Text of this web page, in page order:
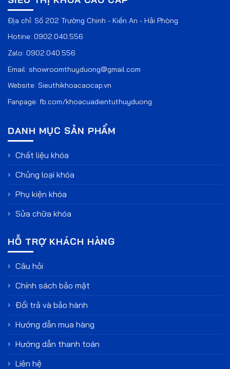
Địa chỉ: Số 202 Trường Chinh - Kiến An - Hải Phòng
Hotine: 0902.040.556
Zalo: 0902.040.556
Email: showroomthuyduong@gmail.com
Website: Sieuthikhoacaocap.vn
Fanpage: fb.com/khoacuadientuthuyduong
DANH MỤC SẢN PHẨM
Chất liệu khóa
Chủng loại khóa
Phụ kiện khóa
Sửa chữa khóa
HỖ TRỢ KHÁCH HÀNG
Câu hỏi
Chính sách bảo mật
Đổi trả và bảo hành
Hướng dẫn mua hàng
Hướng dẫn thanh toán
Liên hệ